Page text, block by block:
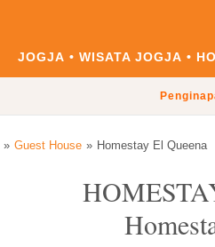
JOGJA WISATA JOGJA
Guest House Homestay El Queena